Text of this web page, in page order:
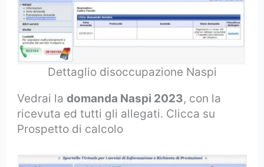
Dettaglio disoccupazione Naspi
Vedrai ladomanda Naspi 2023, con la
ricevuta ed tutti gli allegati. Clicca su
Prospetto di calcolo